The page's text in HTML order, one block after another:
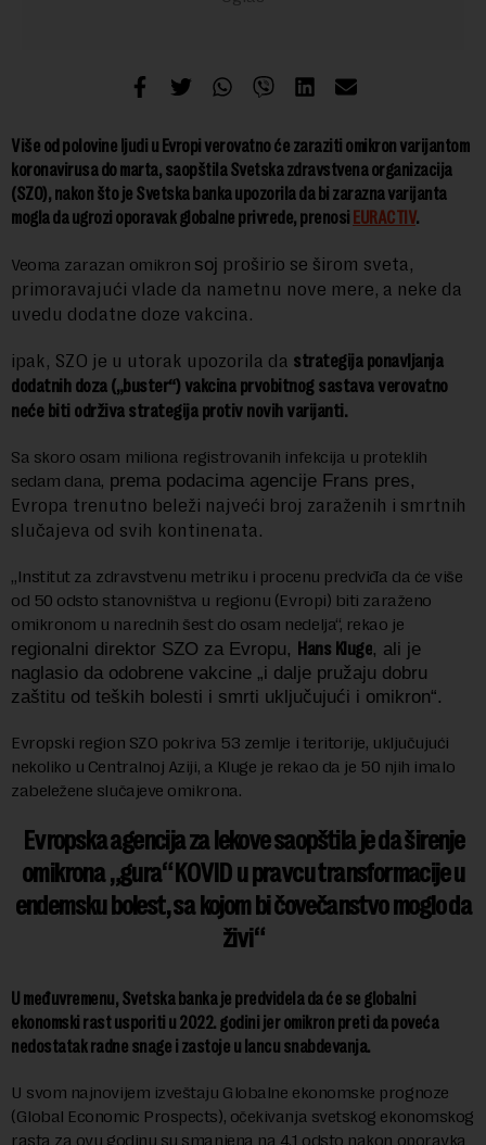
Više od polovine ljudi u Evropi verovatno će zaraziti omikron varijantom
koronavirusa do marta, saopštila Svetska zdravstvena organizacija
(SZO), nakon što je Svetska banka upozorila da bi zarazna varijanta
mogla da ugrozi oporavak globalne privrede, prenosi EURACTIV.
Veoma zarazan omikron soj proširio se širom sveta,
primoravajući vlade da nametnu nove mere, a neke da
uvedu dodatne doze vakcina.
ipak, SZO je u utorak upozorila da strategija ponavljanja
dodatnih doza („buster“) vakcina prvobitnog sastava verovatno
neće biti održiva strategija protiv novih varijanti.
Sa skoro osam miliona registrovanih infekcija u proteklih
sedam dana, prema podacima agencije Frans pres,
Evropa trenutno beleži najveći broj zaraženih i smrtnih
slučajeva od svih kontinenata.
„Institut za zdravstvenu metriku i procenu predviđa da će više
od 50 odsto stanovništva u regionu (Evropi) biti zaraženo
omikronom u narednih šest do osam nedelja“, rekao je
regionalni direktor SZO za Evropu, Hans Kluge, ali je
naglasio da odobrene vakcine „i dalje pružaju dobru
zaštitu od teških bolesti i smrti uključujući i omikron“.
Evropski region SZO pokriva 53 zemlje i teritorije, uključujući
nekoliko u Centralnoj Aziji, a Kluge je rekao da je 50 njih imalo
zabeležene slučajeve omikrona.
Evropska agencija za lekove saopštila je da širenje
omikrona „gura“ KOVID u pravcu transformacije u
endemsku bolest, sa kojom bi čovečanstvo moglo da
živi
U međuvremenu, Svetska banka je predvidela da će se globalni
ekonomski rast usporiti u 2022. godini jer omikron preti da poveća
nedostatak radne snage i zastoje u lancu snabdevanja.
U svom najnovijem izveštaju Globalne ekonomske prognoze
(Global Economic Prospects), očekivanja svetskog ekonomskog
rasta za ovu godinu su smanjena na 4,1 odsto nakon oporavka